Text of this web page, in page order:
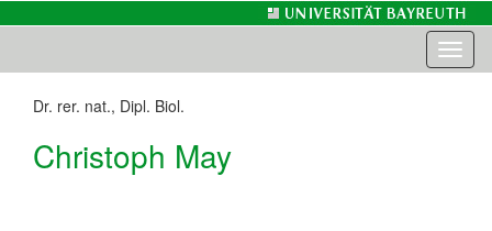
Dr. rer. nat., Dipl. Biol.
Christoph May